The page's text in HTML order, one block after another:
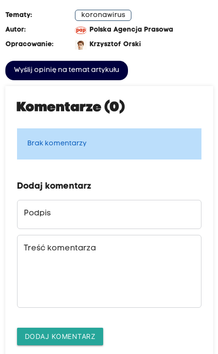
Tematy:
koronawirus
Autor:
Polska Agencja Prasowa
Opracowanie:
Krzysztof Orski
Wyślij opinię na temat artykułu
Komentarze (0)
Brak komentarzy
Dodaj komentarz
Podpis
Treść komentarza
DODAJ KOMENTARZ